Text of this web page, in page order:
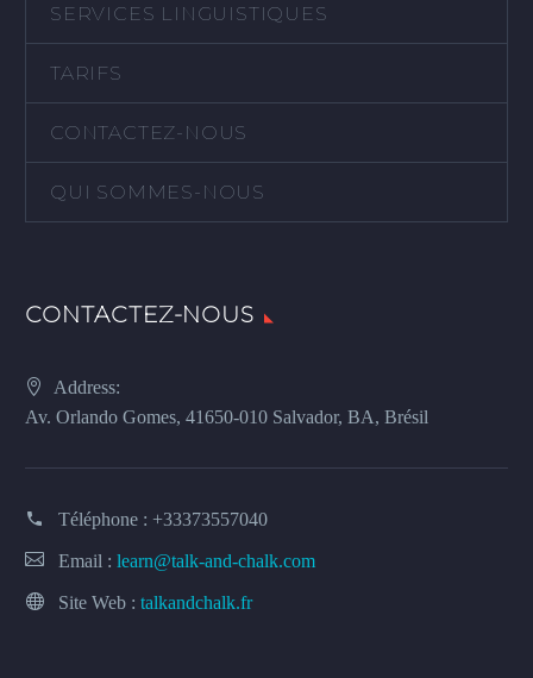
SERVICES LINGUISTIQUES
TARIFS
CONTACTEZ-NOUS
QUI SOMMES-NOUS
CONTACTEZ-NOUS
Address:
Av. Orlando Gomes, 41650-010 Salvador, BA, Brésil
Téléphone : +33373557040
Email : learn@talk-and-chalk.com
Site Web : talkandchalk.fr